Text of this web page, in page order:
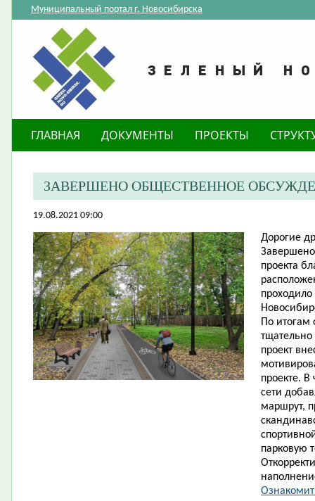
Муниципальный портал г. Новосибирска
ГЛАВНАЯ ДОКУМЕНТЫ ПРОЕКТЫ
ЗАВЕРШЕНО ОБЩЕСТВЕННОЕ
19.08.2021 09:00
Дорогие
проекта
По итогам
проект
проекте. В
сети
маршрут,
парковую